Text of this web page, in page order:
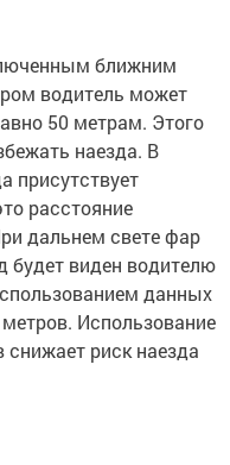
ближним
водитель может
50 метрам. Этого
наезда. В
присутствует
расстояние
дальнем свете фар
будет виден водителю
данных
Использование
риск наезда